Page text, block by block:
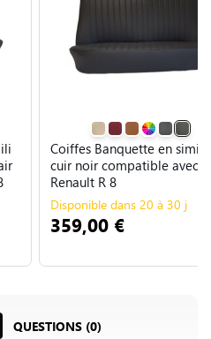
Coiffes Banquette en simili
cuir noir compatible avec
Renault R 8
Disponible dans 20 à 30 j
359,00 €
QUESTIONS (0)